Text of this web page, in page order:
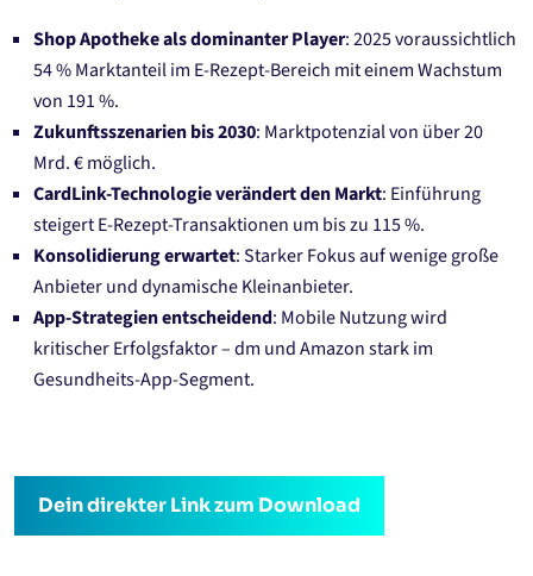
Shop Apotheke als dominanter Player: 2025 voraussichtlich
54 % Marktanteil im E-Rezept-Bereich mit einem Wachstum
von 191 %.
Zukunftsszenarien bis 2030: Marktpotenzial von über 20
Mrd. € möglich.
CardLink-Technologie verändert den Markt: Einführung
steigert E-Rezept-Transaktionen um bis zu 115 %.
Konsolidierung erwartet: Starker Fokus auf wenige große
Anbieter und dynamische Kleinanbieter.
App-Strategien entscheidend: Mobile Nutzung wird
kritischer Erfolgsfaktor – dm und Amazon stark im
Gesundheits-App-Segment.
Dein direkter Link zum Download